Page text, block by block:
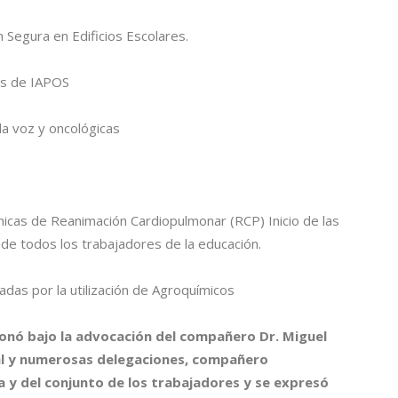
en Edificios Escolares.
de IAPOS
voz y oncológicas
de Reanimación Cardiopulmonar (RCP) Inicio de las
todos los trabajadores de la educación.
por la utilización de Agroquímicos
bajo la advocación del compañero Dr. Miguel
y numerosas delegaciones, compañero
y del conjunto de los trabajadores y se expresó